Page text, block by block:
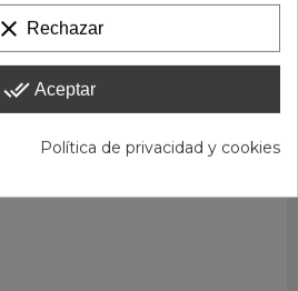
clear Rechazar
done_all Aceptar
Política de privacidad y cookies